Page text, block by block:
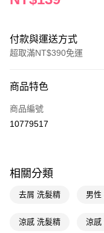
付款與運送方式
超取滿NT$390免運
POYA支付
信用卡一次付款
悠遊付
商品特色
商品編號
10779517
相關分類
去屑 洗髮精 男性
涼感 洗髮精 涼感